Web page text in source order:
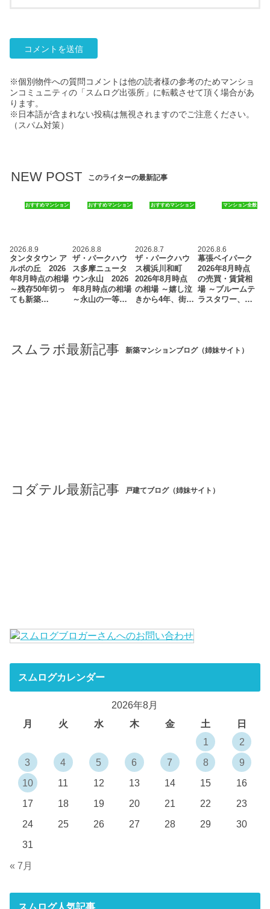
※個別物件への質問コメントは他の読者様の参考のためマンショ
ンコミュニティの「スムログ出張所」に転載させて頂く場合があ
ります。
※日本語が含まれない投稿は無視されますのでご注意ください。
（スパム対策）
NEW POST このライターの最新記事
おすすめマンション
2026.8.9
タンタタウン ア
ルボの丘 2026
年8月時点の相場
～残存50年切っ
ても新築…
おすすめマンション
2026.8.8
ザ・パークハウ
ス多摩ニュータ
ウン永山 2026
年8月時点の相場
～永山の一等…
おすすめマンション
2026.8.7
ザ・パークハウ
ス横浜川和町
2026年8月時点
の相場 ～嬉し泣
きから4年、街…
マンション全般
2026.8.6
幕張ベイパーク
2026年8月時点
の売買・賃貸相
場 ～ブルームテ
ラスタワー、…
スムラボ最新記事 新築マンションブログ（姉妹サイト）
コダテル最新記事 戸建てブログ（姉妹サイト）
スムログカレンダー
2026年8月
月
火 水 木 金 土
日
1
2
3
4 5 6 7 8
9
10
11 12 13 14 15
16
17
18 19 20 21 22
23
24
25 26 27 28 29
30
31
« 7月
スムログ人気記事